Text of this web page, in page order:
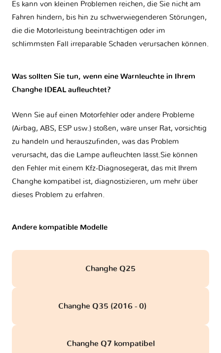
Es kann von kleinen Problemen reichen, die Sie nicht am
Fahren hindern, bis hin zu schwerwiegenderen Störungen,
die die Motorleistung beeinträchtigen oder im
schlimmsten Fall irreparable Schäden verursachen können.
Was sollten Sie tun, wenn eine Warnleuchte in Ihrem
Changhe IDEAL aufleuchtet?
Wenn Sie auf einen Motorfehler oder andere Probleme
(Airbag, ABS, ESP usw.) stoßen, wäre unser Rat, vorsichtig
zu handeln und herauszufinden, was das Problem
verursacht, das die Lampe aufleuchten lässt.Sie können
den Fehler mit einem Kfz-Diagnosegerät, das mit Ihrem
Changhe kompatibel ist, diagnostizieren, um mehr über
dieses Problem zu erfahren.
Andere kompatible Modelle
Changhe Q25
Changhe Q35 (2016 - 0)
Changhe Q7 kompatibel